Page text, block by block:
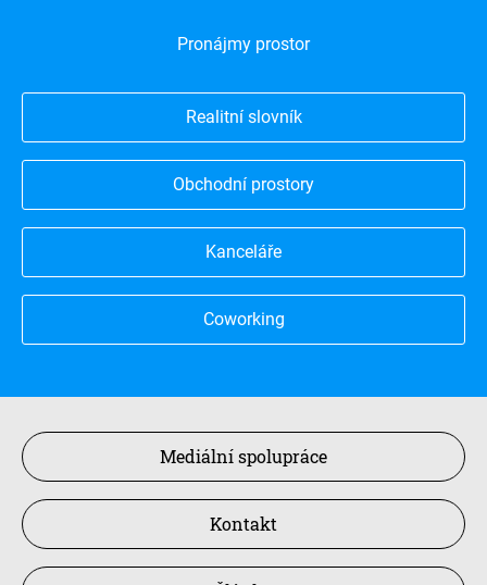
Pronájmy prostor
Realitní slovník
Obchodní prostory
Kanceláře
Coworking
Mediální spolupráce
Kontakt